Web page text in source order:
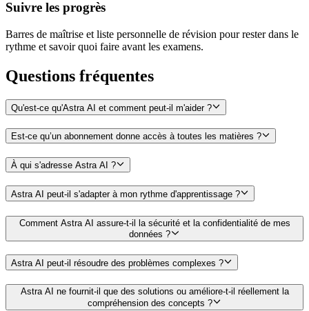
Suivre les progrès
Barres de maîtrise et liste personnelle de révision pour rester dans le
rythme et savoir quoi faire avant les examens.
Questions fréquentes
Qu'est-ce qu'Astra AI et comment peut-il m'aider ?
Est-ce qu’un abonnement donne accès à toutes les matières ?
À qui s'adresse Astra AI ?
Astra AI peut-il s'adapter à mon rythme d'apprentissage ?
Comment Astra AI assure-t-il la sécurité et la confidentialité de mes
données ?
Astra AI peut-il résoudre des problèmes complexes ?
Astra AI ne fournit-il que des solutions ou améliore-t-il réellement la
compréhension des concepts ?